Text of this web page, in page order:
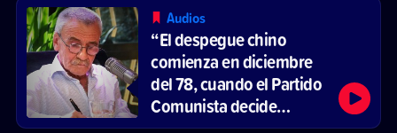
Audios
“El despegue chino
comienza en diciembre
del 78, cuando el Partido
Comunista decide